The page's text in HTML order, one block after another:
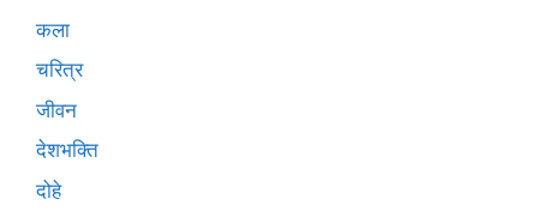
कला
चरित्र
जीवन
देशभक्ति
दोहे